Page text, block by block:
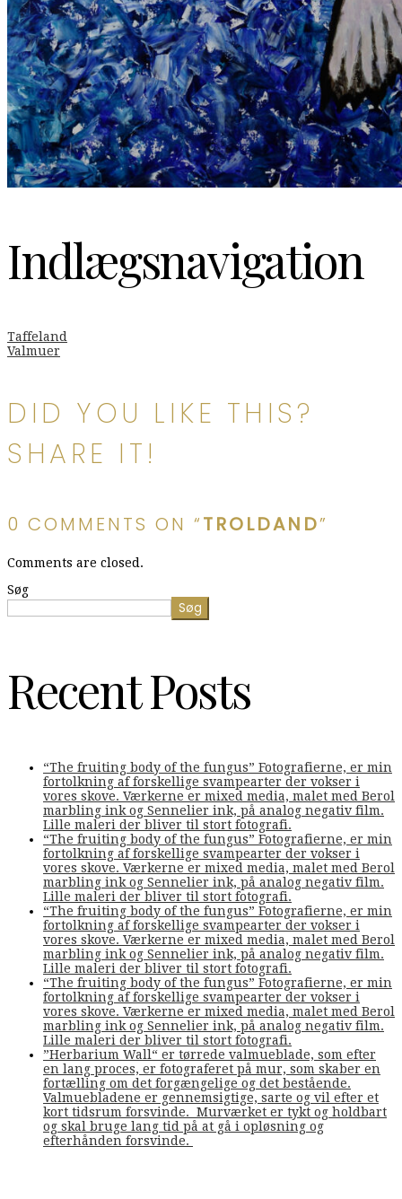
Indlægsnavigation
Taffeland
Valmuer
DID YOU LIKE THIS?
SHARE IT!
0 COMMENTS ON “TROLDAND”
Comments are closed.
Søg
Søg
Recent Posts
“The fruiting body of the fungus” Fotografierne, er min
fortolkning af forskellige svampearter der vokser i
vores skove. Værkerne er mixed media, malet med Berol
marbling ink og Sennelier ink, på analog negativ film.
Lille maleri der bliver til stort fotografi.
“The fruiting body of the fungus” Fotografierne, er min
fortolkning af forskellige svampearter der vokser i
vores skove. Værkerne er mixed media, malet med Berol
marbling ink og Sennelier ink, på analog negativ film.
Lille maleri der bliver til stort fotografi.
“The fruiting body of the fungus” Fotografierne, er min
fortolkning af forskellige svampearter der vokser i
vores skove. Værkerne er mixed media, malet med Berol
marbling ink og Sennelier ink, på analog negativ film.
Lille maleri der bliver til stort fotografi.
“The fruiting body of the fungus” Fotografierne, er min
fortolkning af forskellige svampearter der vokser i
vores skove. Værkerne er mixed media, malet med Berol
marbling ink og Sennelier ink, på analog negativ film.
Lille maleri der bliver til stort fotografi.
”Herbarium Wall“ er tørrede valmueblade, som efter
en lang proces, er fotograferet på mur, som skaber en
fortælling om det forgængelige og det bestående.
Valmuebladene er gennemsigtige, sarte og vil efter et
kort tidsrum forsvinde. Murværket er tykt og holdbart
og skal bruge lang tid på at gå i opløsning og
efterhånden forsvinde.